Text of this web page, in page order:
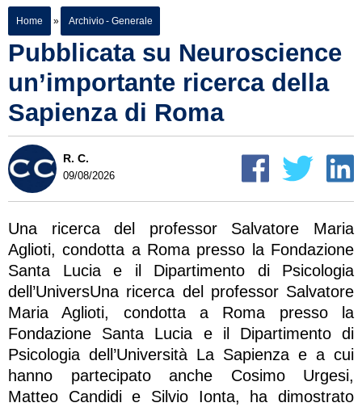
Home » Archivio - Generale
Pubblicata su Neuroscience
un’importante ricerca della
Sapienza di Roma
R. C.
09/08/2026
Una ricerca del professor Salvatore Maria
Aglioti, condotta a Roma presso la Fondazione
Santa Lucia e il Dipartimento di Psicologia
dell’UniversUna ricerca del professor Salvatore
Maria Aglioti, condotta a Roma presso la
Fondazione Santa Lucia e il Dipartimento di
Psicologia dell’Università La Sapienza e a cui
hanno partecipato anche Cosimo Urgesi,
Matteo Candidi e Silvio Ionta, ha dimostrato